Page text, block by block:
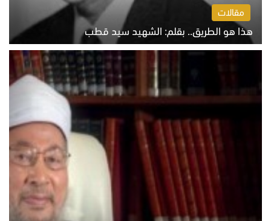
مقالات
هذا هو الطريق.. بقلم: الشهيد سيد قطب
الخميس 6 أغسطس 2026 10:52 ص